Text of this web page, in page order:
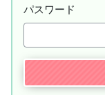
パスワード